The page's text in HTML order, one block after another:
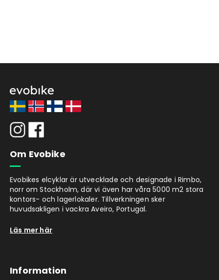
Om Evobike
Evobikes elcyklar är utvecklade och designade i Rimbo,
norr om Stockholm, där vi även har våra 5000 m2 stora
kontors- och lagerlokaler. Tillverkningen sker
huvudsakligen i vackra Aveiro, Portugal.
Läs mer här
Information